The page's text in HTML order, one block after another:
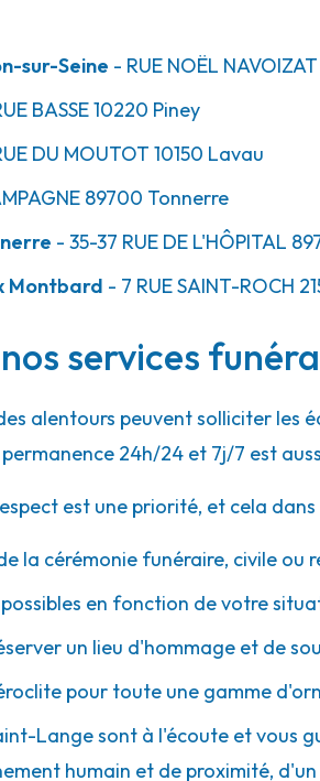
sur-Seine - RUE NOËL NAVOIZAT
BASSE10220 Piney
DU MOUTOT 10150 Lavau
89700 Tonnerre
- 35-37 RUE DE L'HÔPITAL
Montbard - 7 RUE SAINT-ROCH
services
alentours peuvent solliciter les
24h/24 et 7j/7 est
est une priorité, et cela
la cérémonie funéraire, civile ou
en fonction de votre
un lieu d'hommage et de
pour toute une gamme
Lange sont à l'écoute et vous
humain et de proximité,